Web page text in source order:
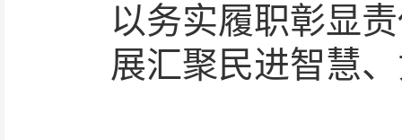
以务实履职彰显
展汇聚民进智慧